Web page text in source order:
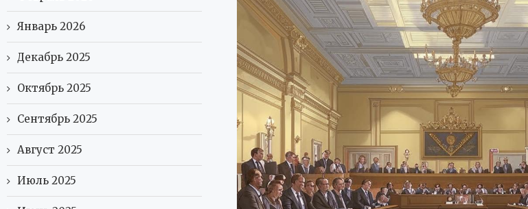
Январь 2026
Декабрь 2025
Октябрь 2025
Сентябрь 2025
Август 2025
Июль 2025